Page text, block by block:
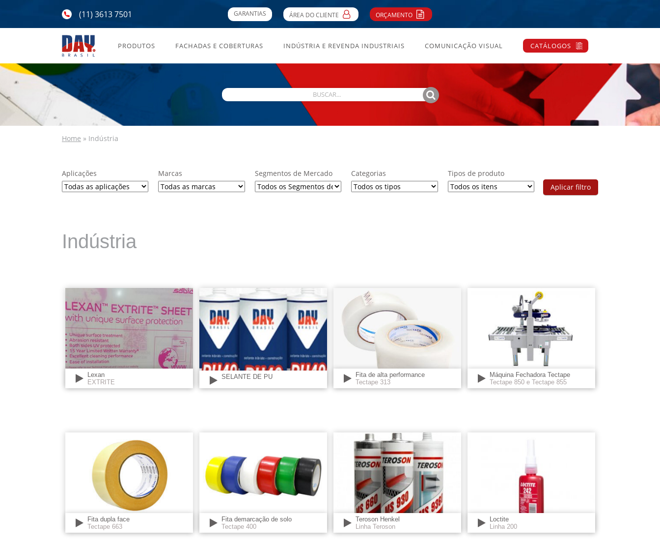
(11) 3613 7501 GARANTIAS ÁREA DO CLIENTE ORÇAMENTO
PRODUTOS FACHADAS E COBERTURAS INDÚSTRIA E REVENDA INDUSTRIAIS COMUNICAÇÃO VISUAL CATÁLOGOS
Home » Indústria
Aplicações Marcas Segmentos de Mercado Categorias
Tipos de produto
Aplicar filtro
Indústria
Lexan
EXTRITE
SELANTE DE PU
Fita de alta performance
Tectape 313
Máquina Fechadora Tectape
Tectape 850 e Tectape 855
Fita dupla face
Tectape 663
Fita demarcação de solo
Tectape 400
Teroson Henkel
Linha Teroson
Loctite
Linha 200